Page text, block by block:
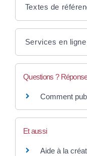
Textes de
Services en
Questions ?
Comment
Et aussi
Aide à la